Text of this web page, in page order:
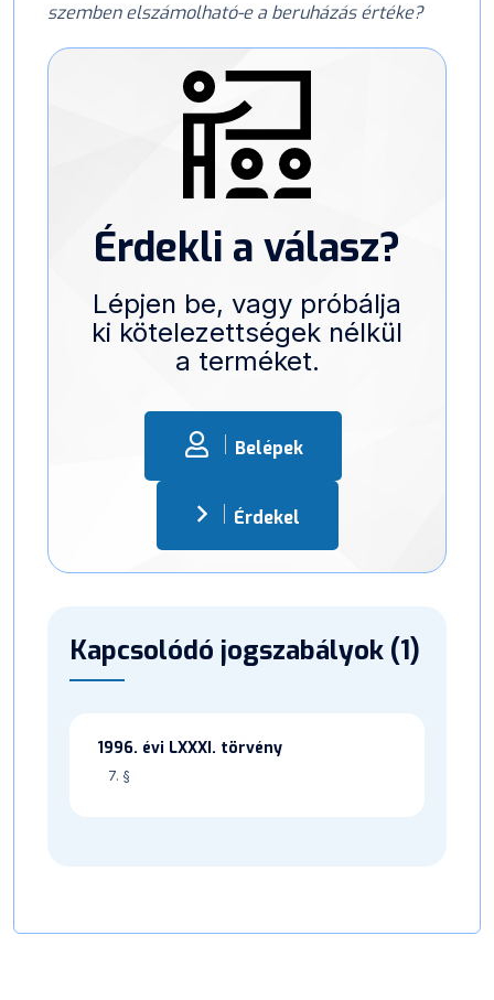
szemben elszámolható-e a beruházás értéke?
Érdekli a válasz?
Lépjen be, vagy próbálja
ki kötelezettségek nélkül
a terméket.
Belépek
Érdekel
Kapcsolódó jogszabályok (1)
1996. évi LXXXI. törvény
7. §